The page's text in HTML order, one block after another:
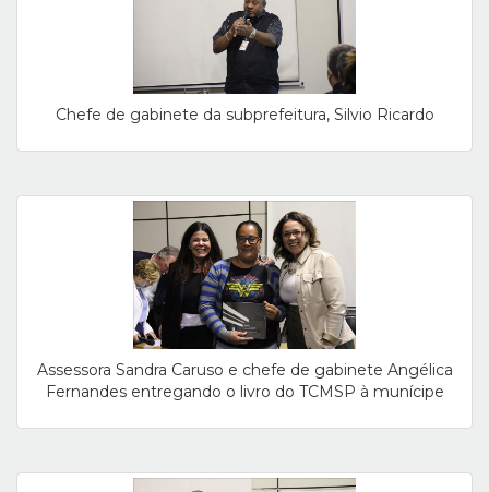
Chefe de gabinete da subprefeitura, Silvio Ricardo
Assessora Sandra Caruso e chefe de gabinete Angélica
Fernandes entregando o livro do TCMSP à munícipe